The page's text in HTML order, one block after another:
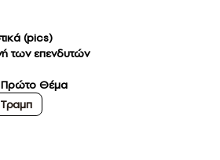
(pics)
των επενδυτών
Πρώτο Θέμα